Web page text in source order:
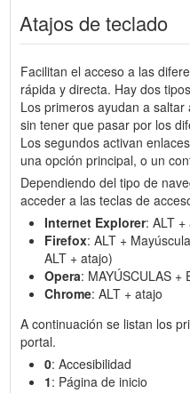
Atajos de teclado
Facilitan el acceso a las
rápida y directa. Hay dos
Los primeros ayudan a
sin tener que pasar por los
Los segundos activan
una opción principal, o un
Dependiendo del tipo de
acceder a las teclas de
Internet Explorer: ALT
Firefox: ALT +
ALT + atajo)
Opera: MAYÚSCULAS +
Chrome: ALT + atajo
A continuación se listan los
portal.
0: Accesibilidad
1: Página de inicio